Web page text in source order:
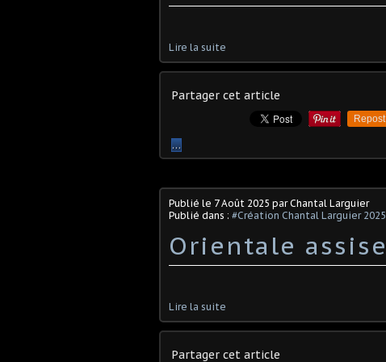
Lire la suite
Partager cet article
Repost
…
Publié le 7 Août 2025 par Chantal Larguier
Publié dans : #Création Chantal Larguier 2025
Orientale assise
Lire la suite
Partager cet article